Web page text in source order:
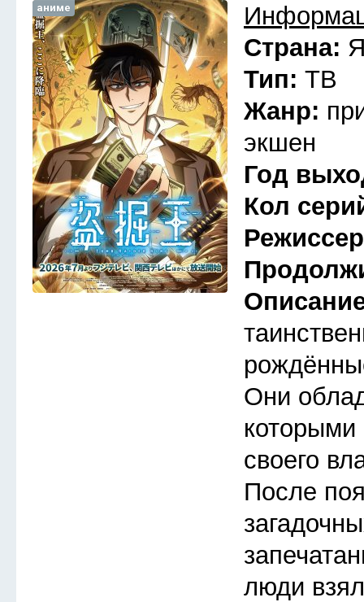
аниме
Страна:
Тип: ТВ
Жанр:
экшен
Год
Кол
Они
которыми
своего
После
люди